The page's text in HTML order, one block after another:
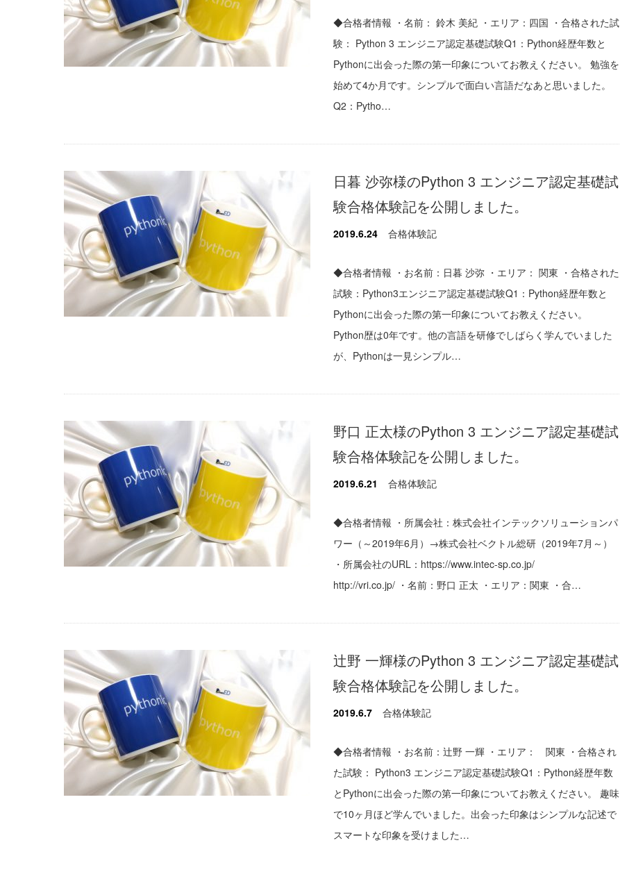
◆合格者情報 ・名前： 鈴木 美紀 ・エリア：四国 ・合格された試
験： Python 3 エンジニア認定基礎試験Q1：Python経歴年数と
Pythonに出会った際の第一印象についてお教えください。 勉強を
始めて4か月です。シンプルで面白い言語だなあと思いました。
Q2：Pytho…
日暮 沙弥様のPython 3 エンジニア認定基礎試
験合格体験記を公開しました。
2019.6.24 合格体験記
◆合格者情報 ・お名前：日暮 沙弥 ・エリア： 関東 ・合格された
試験：Python3エンジニア認定基礎試験Q1：Python経歴年数と
Pythonに出会った際の第一印象についてお教えください。
Python歴は0年です。他の言語を研修でしばらく学んでいました
が、Pythonは一見シンプル…
野口 正太様のPython 3 エンジニア認定基礎試
験合格体験記を公開しました。
2019.6.21 合格体験記
◆合格者情報 ・所属会社：株式会社インテックソリューションパ
ワー（～2019年6月）→株式会社ベクトル総研（2019年7月～）
・所属会社のURL：https://www.intec-sp.co.jp/
http://vri.co.jp/ ・名前：野口 正太 ・エリア：関東 ・合…
辻野 一輝様のPython 3 エンジニア認定基礎試
験合格体験記を公開しました。
2019.6.7 合格体験記
◆合格者情報 ・お名前：辻野 一輝 ・エリア： 関東 ・合格され
た試験： Python3 エンジニア認定基礎試験Q1：Python経歴年数
とPythonに出会った際の第一印象についてお教えください。 趣味
で10ヶ月ほど学んでいました。出会った印象はシンプルな記述で
スマートな印象を受けました…